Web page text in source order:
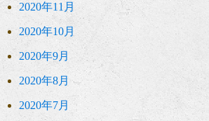
2020年11月
2020年10月
2020年9月
2020年8月
2020年7月